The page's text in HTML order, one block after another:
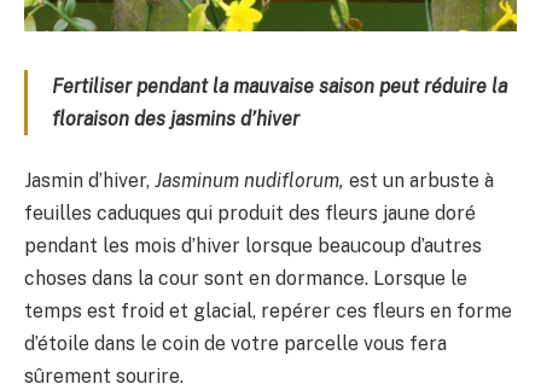
Fertiliser pendant la mauvaise saison peut réduire la
floraison des jasmins d’hiver
Jasmin d’hiver, Jasminum nudiflorum, est un arbuste à
feuilles caduques qui produit des fleurs jaune doré
pendant les mois d’hiver lorsque beaucoup d’autres
choses dans la cour sont en dormance. Lorsque le
temps est froid et glacial, repérer ces fleurs en forme
d’étoile dans le coin de votre parcelle vous fera
sûrement sourire.